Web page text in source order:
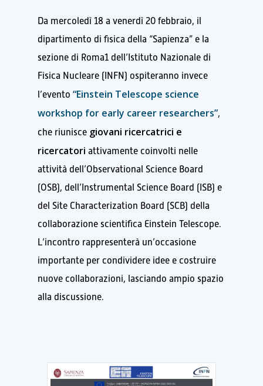
Da mercoledì 18 a venerdì 20 febbraio, il
dipartimento di fisica della “Sapienza” e la
sezione di Roma1 dell’Istituto Nazionale di
Fisica Nucleare (INFN) ospiteranno invece
l’evento “Einstein Telescope science
workshop for early career researchers”,
che riunisce giovani ricercatrici e
ricercatori attivamente coinvolti nelle
attività dell’Observational Science Board
(OSB), dell’Instrumental Science Board (ISB) e
del Site Characterization Board (SCB) della
collaborazione scientifica Einstein Telescope.
L’incontro rappresenterà un’occasione
importante per condividere idee e costruire
nuove collaborazioni, lasciando ampio spazio
alla discussione.